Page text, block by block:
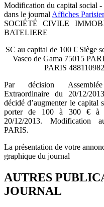
Modification du capital social
dans le journal Affiches
SOCIÉTÉ CIVILE
BATELIERE
SC au capital de 100 € Siège
Vasco de Gama 75015
PARIS 488110982
Par décision
Extraordinaire du 20/12/
décidé d’augmenter le capital
porter de 100 à 300 € à
20/12/2013. Modification
PARIS.
La présentation de votre
graphique du journal
AUTRES
JOURNAL